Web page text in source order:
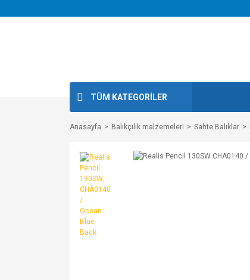
TÜM KATEGORİLER
Anasayfa Balıkçılık malzemeleri Sahte Balıklar